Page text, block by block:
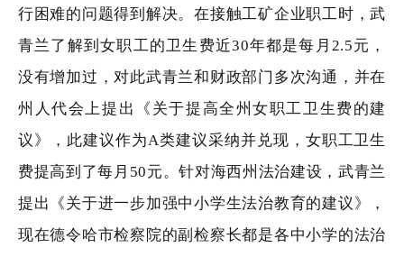
行困难的问题得到解决。在接触工矿企业职工时，武
青兰了解到女职工的卫生费近30年都是每月2.5元，
没有增加过，对此武青兰和财政部门多次沟通，并在
州人代会上提出《关于提高全州女职工卫生费的建
议》，此建议作为A类建议采纳并兑现，女职工卫生
费提高到了每月50元。针对海西州法治建设，武青兰
提出《关于进一步加强中小学生法治教育的建议》，
现在德令哈市检察院的副检察长都是各中小学的法治